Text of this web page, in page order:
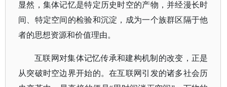
显然，集体记忆是特定历史时空的产物，并经漫长时
间、特定空间的检验和沉淀，成为一个族群区隔于他
者的思想资源和价值理由。
互联网对集体记忆传承和建构机制的改变，正是
从突破时空边界开始的。在互联网引发的诸多社会历